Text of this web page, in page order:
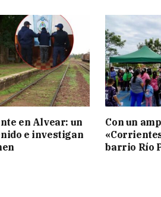
en Alvear: un
e investigan
Con un
barrio Río